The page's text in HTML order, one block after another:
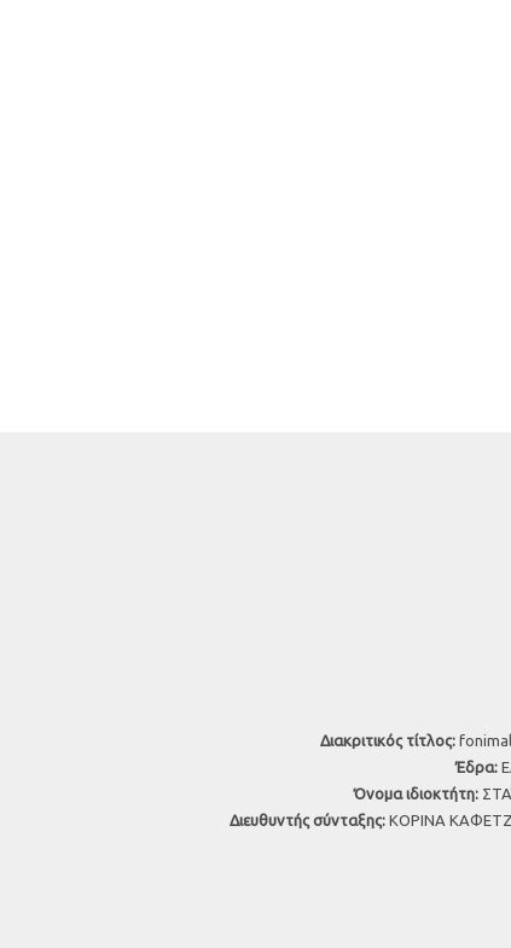
Διακριτικός τίτλος:
Έδρα:
Όνομα ιδιοκτήτη:
Διευθυντής σύνταξης: ΚΟΡΙΝΑ